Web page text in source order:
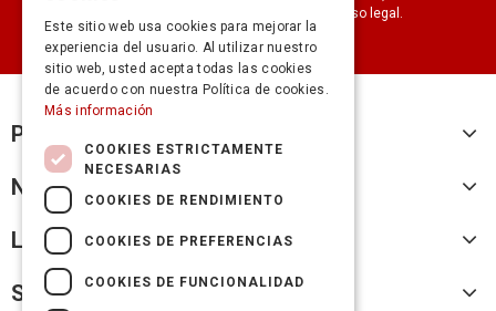
nuestra información de contacto en el aviso legal.
Productos
Nuestra empresa
Legal
Su cuenta
Este sitio web usa cookies para mejorar la
experiencia del usuario. Al utilizar nuestro
sitio web, usted acepta todas las cookies
de acuerdo con nuestra Política de cookies.
Más información
COOKIES ESTRICTAMENTE
NECESARIAS
COOKIES DE RENDIMIENTO
COOKIES DE PREFERENCIAS
COOKIES DE FUNCIONALIDAD